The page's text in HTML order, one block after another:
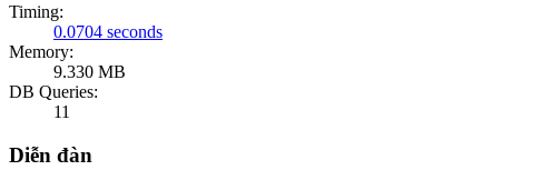
Timing:
0.0704 seconds
Memory:
9.330 MB
DB Queries:
11
Diễn đàn